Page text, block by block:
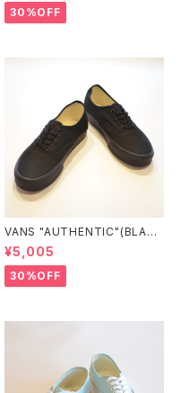
30%OFF
VANS "AUTHENTIC"(BLAC
K/BLACK)
¥5,005
30%OFF